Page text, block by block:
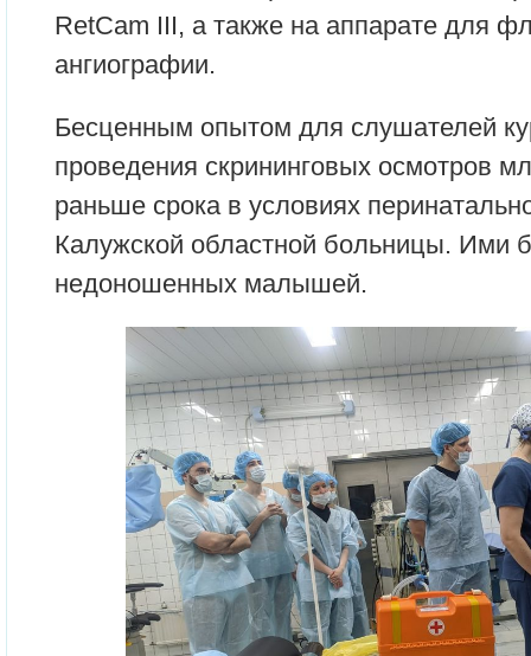
RetCam III, а также на аппарате для
ангиографии.
Бесценным опытом для слушателей
проведения скрининговых осмотров
раньше срока в условиях
Калужской областной больницы. Ими
недоношенных малышей.